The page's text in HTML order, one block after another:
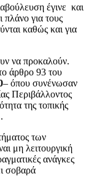
έγινε και
πλάνο για τους
καθώς και για
να προκαλούν.
άρθρο 93 του
– όπου συνένωσαν
Περιβάλλοντος
της τοπικής
των
μη λειτουργική
ανάγκες
σοβαρά